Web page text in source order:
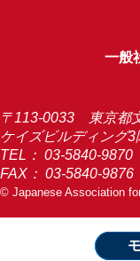
一般
〒113-0033 東京都
ケイズビルディング3
TEL： 03-5840-9870
FAX： 03-5840-9876
© Japanese Association